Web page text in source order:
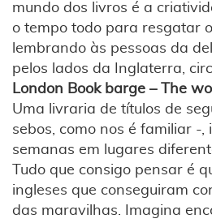
mundo dos livros é a
o tempo todo para resgatar
lembrando às pessoas da
pelos lados da Inglaterra,
London Book barge – The
Uma livraria de títulos de
sebos, como nos é familiar -
semanas em lugares
Tudo que consigo pensar é
ingleses que conseguiram
das maravilhas. Imagina